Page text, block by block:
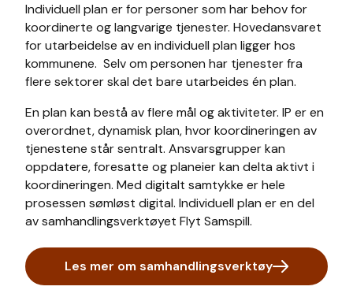
Individuell plan er for personer som har behov for
koordinerte og langvarige tjenester. Hovedansvaret
for utarbeidelse av en individuell plan ligger hos
kommunene. Selv om personen har tjenester fra
flere sektorer skal det bare utarbeides én plan.
En plan kan bestå av flere mål og aktiviteter. IP er en
overordnet, dynamisk plan, hvor koordineringen av
tjenestene står sentralt. Ansvarsgrupper kan
oppdatere, foresatte og planeier kan delta aktivt i
koordineringen. Med digitalt samtykke er hele
prosessen sømløst digital. Individuell plan er en del
av samhandlingsverktøyet Flyt Samspill.
Les mer om samhandlingsverktøy